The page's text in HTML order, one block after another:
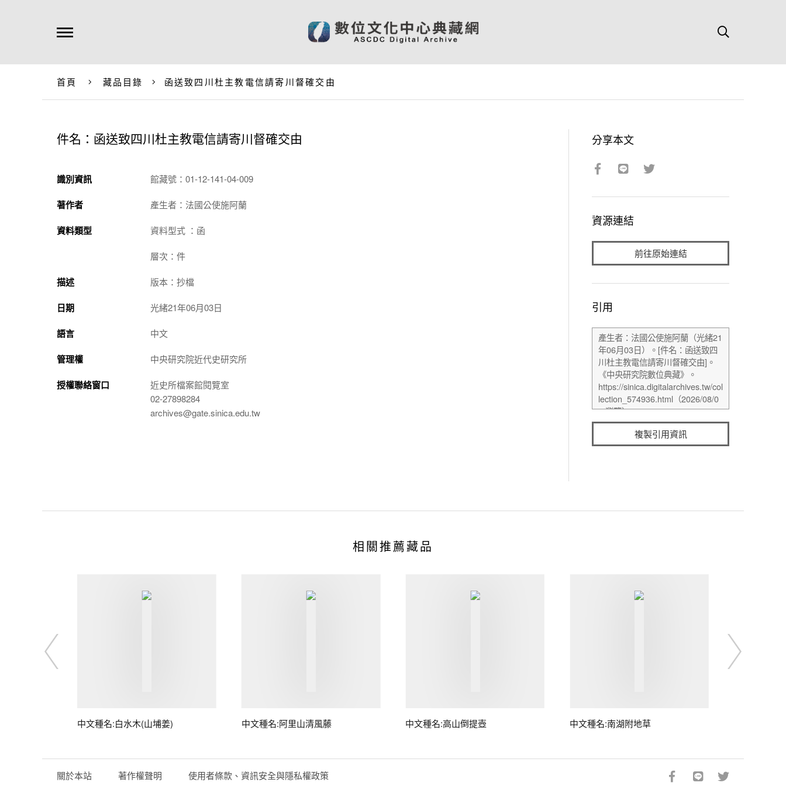
首頁 藏品目錄 函送致四川杜主教電信請寄川督確交由
件名：函送致四川杜主教電信請寄川督確交由
識別資訊 館藏號：01-12-141-04-009
著作者 產生者：法國公使施阿蘭
資料類型 資料型式 ：函
層次：件
描述 版本：抄檔
日期 光緒21年06月03日
語言 中文
管理權 中央研究院近代史研究所
授權聯絡窗口
近史所檔案館閱覽室
02-27898284
archives@gate.sinica.edu.tw
分享本文
資源連結
前往原始連結
引用
複製引用資訊
相關推薦藏品
中文種名:白水木(山埔姜) 中文種名:阿里山清風藤 中文種名:高山倒提壺 中文種名:南湖附地草
關於本站 著作權聲明 使用者條款、資訊安全與隱私權政策